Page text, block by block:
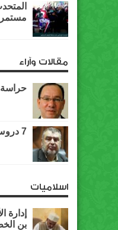
مقالات وآراء
حراسة
7 دروس مستفادة من ثورة يناير
اسلاميات
إدارة
بن